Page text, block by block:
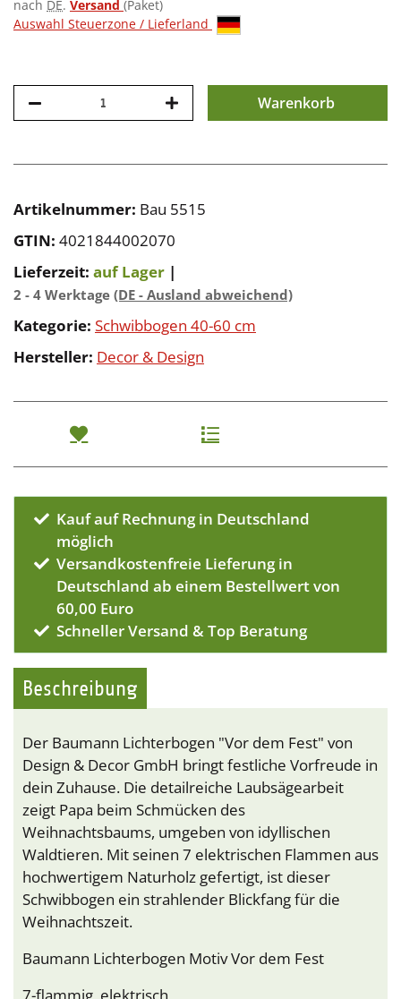
nach DE. Versand (Paket)
Auswahl Steuerzone / Lieferland
Warenkorb
Artikelnummer: Bau 5515
GTIN: 4021844002070
Lieferzeit: auf Lager |
2 - 4 Werktage (DE - Ausland abweichend)
Kategorie: Schwibbogen 40-60 cm
Hersteller: Decor & Design
Kauf auf Rechnung in Deutschland
möglich
Versandkostenfreie Lieferung in
Deutschland ab einem Bestellwert von
60,00 Euro
Schneller Versand & Top Beratung
Beschreibung
Der Baumann Lichterbogen "Vor dem Fest" von
Design & Decor GmbH bringt festliche Vorfreude in
dein Zuhause. Die detailreiche Laubsägearbeit
zeigt Papa beim Schmücken des
Weihnachtsbaums, umgeben von idyllischen
Waldtieren. Mit seinen 7 elektrischen Flammen aus
hochwertigem Naturholz gefertigt, ist dieser
Schwibbogen ein strahlender Blickfang für die
Weihnachtszeit.
Baumann Lichterbogen Motiv Vor dem Fest